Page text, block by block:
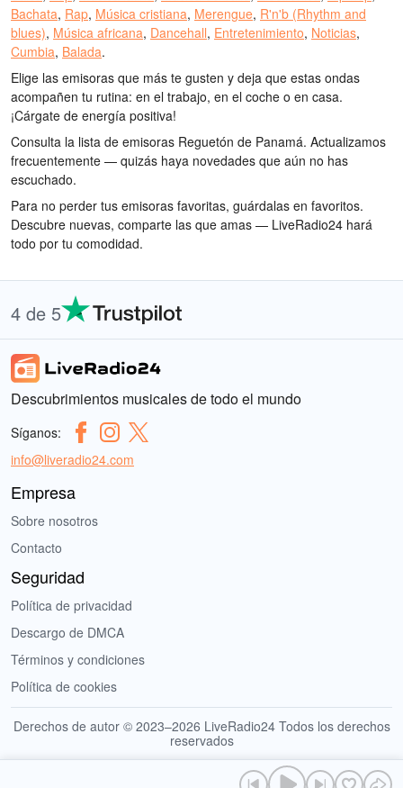
Bachata, Rap, Música cristiana, Merengue, R'n'b (Rhythm and
blues), Música africana, Dancehall, Entretenimiento, Noticias,
Cumbia, Balada.
Elige las emisoras que más te gusten y deja que estas ondas
acompañen tu rutina: en el trabajo, en el coche o en casa.
¡Cárgate de energía positiva!
Consulta la lista de emisoras Reguetón de Panamá. Actualizamos
frecuentemente — quizás haya novedades que aún no has
escuchado.
Para no perder tus emisoras favoritas, guárdalas en favoritos.
Descubre nuevas, comparte las que amas — LiveRadio24 hará
todo por tu comodidad.
4 de 5
Descubrimientos musicales de todo el mundo
Síganos:
info@liveradio24.com
Empresa
Sobre nosotros
Contacto
Seguridad
Política de privacidad
Descargo de DMCA
Términos y condiciones
Política de cookies
Derechos de autor © 2023–2026 LiveRadio24 Todos los derechos
reservados